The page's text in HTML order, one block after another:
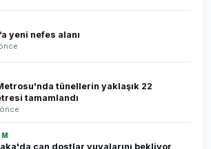
yeni nefes alanı
tünellerin yaklaşık 22
tamamlandı
can dostlar yuvalarını bekliyor